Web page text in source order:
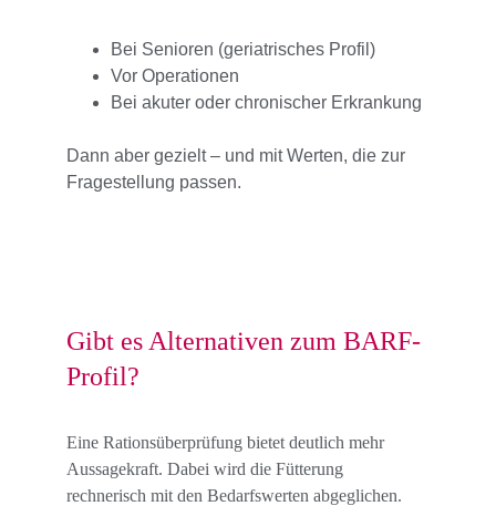
Bei Senioren (geriatrisches Profil)
Vor Operationen
Bei akuter oder chronischer Erkrankung
Dann aber gezielt – und mit Werten, die zur
Fragestellung passen.
Gibt es Alternativen zum BARF-
Profil?
Eine Rationsüberprüfung bietet deutlich mehr
Aussagekraft. Dabei wird die Fütterung
rechnerisch mit den Bedarfswerten abgeglichen.